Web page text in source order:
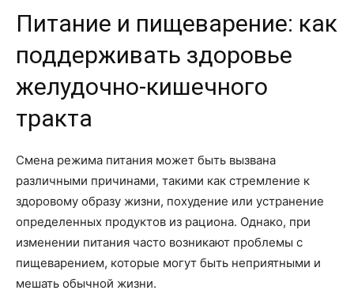
Питание и пищеварение: как
поддерживать здоровье
желудочно-кишечного
тракта
Смена режима питания может быть вызвана
различными причинами, такими как стремление к
здоровому образу жизни, похудение или устранение
определенных продуктов из рациона. Однако, при
изменении питания часто возникают проблемы с
пищеварением, которые могут быть неприятными и
мешать обычной жизни.